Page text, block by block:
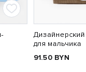
Дизайнерский
для мальчика
91.50 BYN